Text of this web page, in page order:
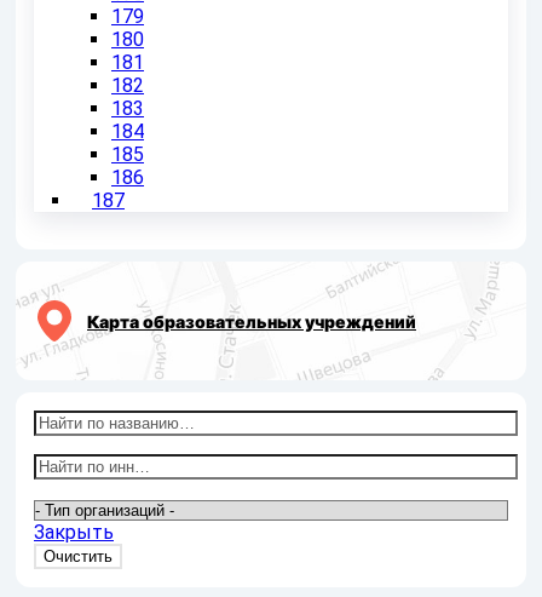
179
180
181
182
183
184
185
186
187
Карта образовательных учреждений
Закрыть